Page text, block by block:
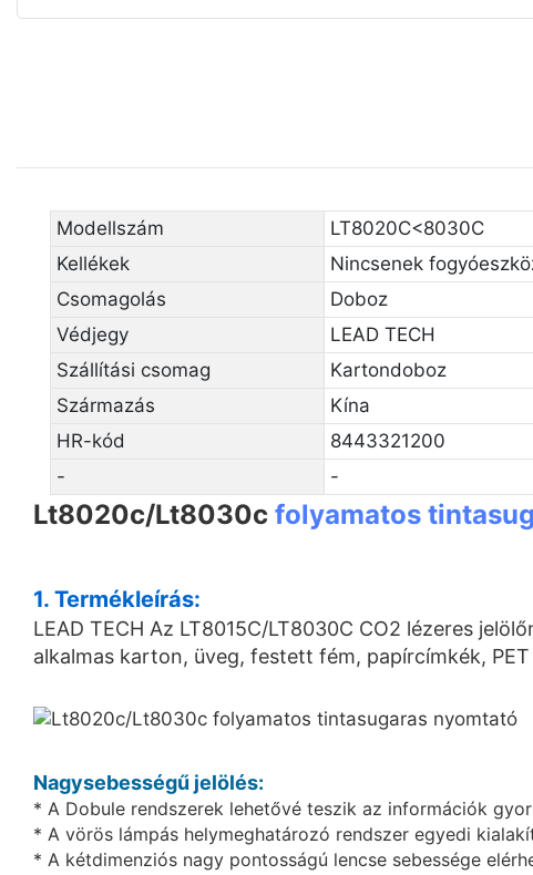
Modellszám
LT8020C<8030C
Kellékek
Nincsenek
Csomagolás
Doboz
Védjegy
LEAD TECH
Szállítási csomag
Kartondoboz
Származás
Kína
HR-kód
8443321200
-
-
Lt8020c/Lt8030c folyamatos
1. Termékleírás:
LEAD TECH Az LT8015C/LT8030C CO2 lézeres
alkalmas karton, üveg, festett fém, papírcímkék,
Nagysebességű jelölés:
* A Dobule rendszerek lehetővé teszik az információk
* A vörös lámpás helymeghatározó rendszer egyedi
* A kétdimenziós nagy pontosságú lencse sebessége